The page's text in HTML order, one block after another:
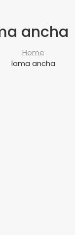
ancha
Home
lama ancha